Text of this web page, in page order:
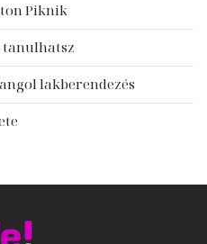
Piknik
tanulhatsz
lakberendezés